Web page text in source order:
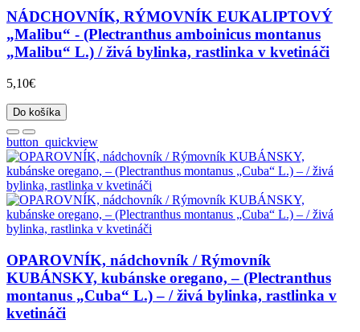
NÁDCHOVNÍK, RÝMOVNÍK EUKALIPTOVÝ
„Malibu“ - (Plectranthus amboinicus montanus
„Malibu“ L.) / živá bylinka, rastlinka v kvetináči
5,10€
Do košíka
button_quickview
OPAROVNÍK, nádchovník / Rýmovník
KUBÁNSKY, kubánske oregano, – (Plectranthus
montanus „Cuba“ L.) – / živá bylinka, rastlinka v
kvetináči